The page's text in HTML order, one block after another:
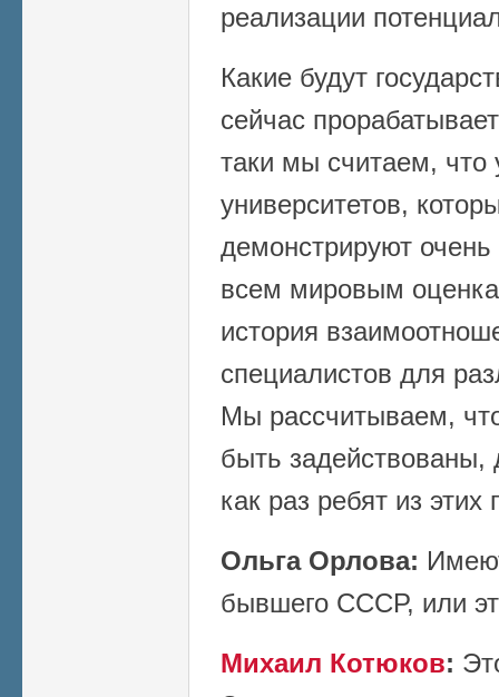
реализации
Какие будут
сейчас
таки мы считаем, что
университетов,
демонстрируют
всем мировым
история
специалистов для
Мы рассчитываем,
быть задействованы,
как раз ребят из этих
Ольга Орлова:
бывшего СССР, или
Михаил Котюков: